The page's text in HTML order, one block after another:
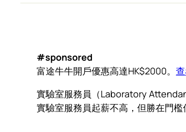
#sponsored
富途牛牛開戶優惠高達HK$2000。
實驗室服務員（Laboratory
實驗室服務員起薪不高，但勝在門